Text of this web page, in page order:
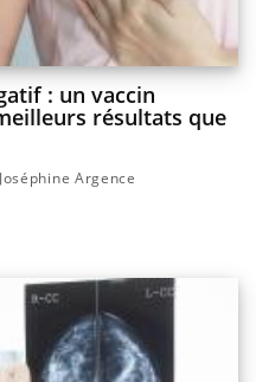
: un vaccin
résultats que
Argence